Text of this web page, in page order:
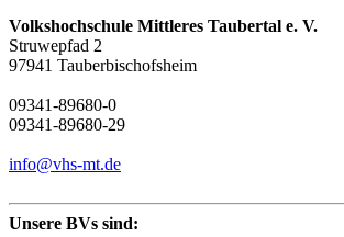
Volkshochschule Mittleres Taubertal e. V.
Struwepfad 2
97941 Tauberbischofsheim
09341-89680-0
09341-89680-29
info@vhs-mt.de
Unsere BVs sind: